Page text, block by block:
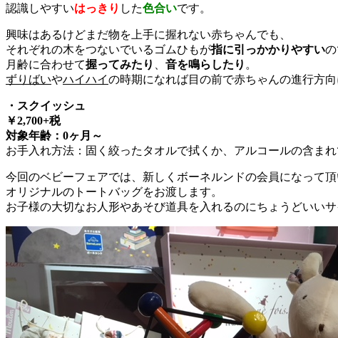
認識しやすいはっきり した色合いです。
興味はあるけどまだ物を上手に握れない赤ちゃんでも、
それぞれの木をつないでいるゴムひもが指に引っかかりやすい
月齢に合わせて握ってみたり 音を鳴らしたり 。
ずりばいやハイハイの時期になれば目の前で赤ちゃんの進行方
・スクイッシュ
￥2,700+税
対象年齢：0ヶ月～
お手入れ方法：固く絞ったタオルで拭くか、アルコールの含ま
今回のベビーフェアでは、新しくボーネルンドの会員になって
オリジナルのトートバッグをお渡します。
お子様の大切なお人形やあそび道具を入れるのにちょうどいいサ